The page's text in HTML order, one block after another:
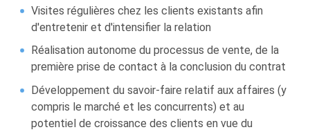
Visites régulières chez les clients existants afin
d'entretenir et d'intensifier la relation
Réalisation autonome du processus de vente, de la
première prise de contact à la conclusion du contrat
Développement du savoir-faire relatif aux affaires (y
compris le marché et les concurrents) et au
potentiel de croissance des clients en vue du